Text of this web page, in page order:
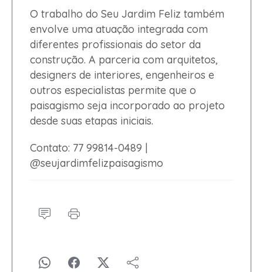
O trabalho do Seu Jardim Feliz também
envolve uma atuação integrada com
diferentes profissionais do setor da
construção. A parceria com arquitetos,
designers de interiores, engenheiros e
outros especialistas permite que o
paisagismo seja incorporado ao projeto
desde suas etapas iniciais.
Contato: 77 99814-0489 |
@seujardimfelizpaisagismo